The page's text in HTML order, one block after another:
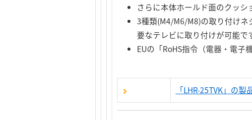
さらに本体ホールド面のクッシ
3種類(M4/M6/M8)の取り付けネ
要なテレビに取り付けが可能で
EUの「RoHS指令（電器・電子
「LHR-25TVK」の製